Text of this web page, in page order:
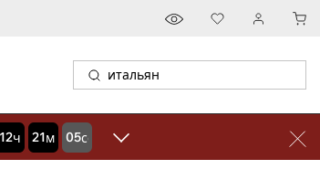
12часов
21минут
03секунд